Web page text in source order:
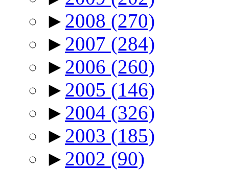
► 2008 (270)
► 2007 (284)
► 2006 (260)
► 2005 (146)
► 2004 (326)
► 2003 (185)
► 2002 (90)